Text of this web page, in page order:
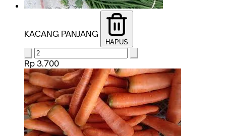
KACANG PANJANG
HAPUS
Rp 3.700